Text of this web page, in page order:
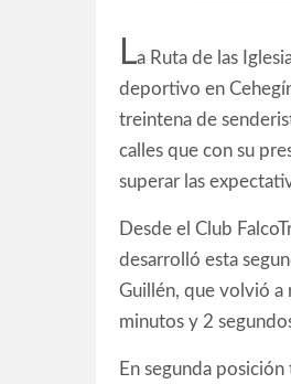
La Ruta de las
deportivo en
treintena de
calles que con su
superar las
Desde el Club
desarrolló esta
Guillén, que volvió a
minutos y 2
En segunda